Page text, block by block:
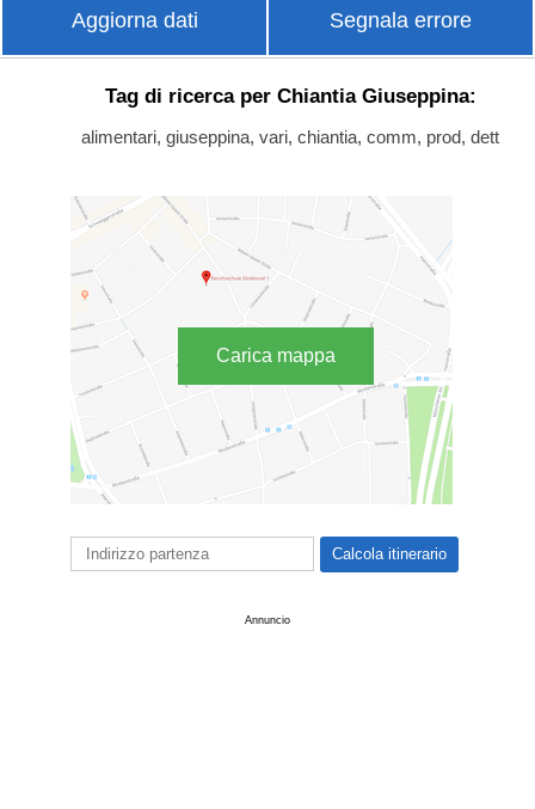
Aggiorna dati Segnala errore
Tag di ricerca per Chiantia Giuseppina:
alimentari, giuseppina, vari, chiantia, comm, prod, dett
Carica mappa
Annuncio